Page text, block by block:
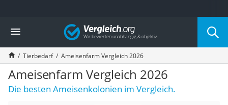
Die beliebtesten Vergleiche nach Kategorie
Drogerie
Inhalator
Haarschneider
Rollator
Braun Rasierer
Katzenklappe (Chip)
Vergleich
Tierbedarf Ameisenfarm Vergleich 2026
Ameisenfarm Vergleich 2026
Die besten Ameisenkolonien im Vergleich.